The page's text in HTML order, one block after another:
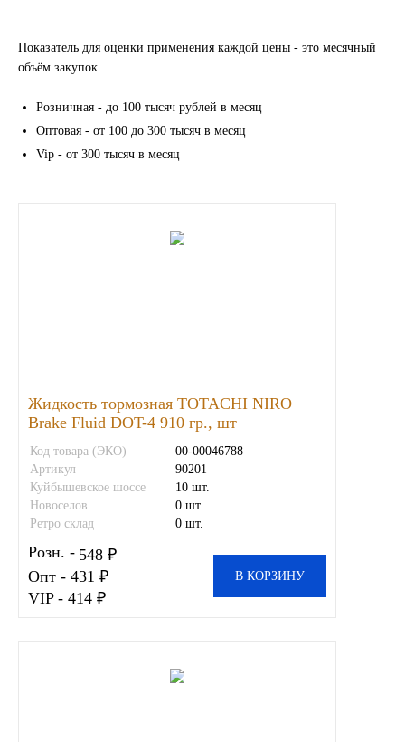
LUXE
MANNOL
MOBIL
SINTEC
TOTACHI
TOTAL
Показатель для оценки применения каждой цены - это месячный
объём закупок.
Розничная - до 100 тысяч рублей в месяц
Оптовая - от 100 до 300 тысяч в месяц
Vip - от 300 тысяч в месяц
Жидкость тормозная TOTACHI NIRO
Brake Fluid DOT-4 910 гр., шт
Код товара (ЭКО)
00-00046788
Артикул
90201
Куйбышевское шоссе
10 шт.
Новоселов
0 шт.
Ретро склад
0 шт.
Розн. - 548 ₽
Опт - 431 ₽
VIP - 414 ₽
В КОРЗИНУ